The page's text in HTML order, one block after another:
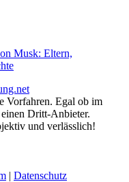
Musk: Eltern,
Vorfahren. Egal ob im
Dritt-Anbieter.
und verlässlich!
| Datenschutz